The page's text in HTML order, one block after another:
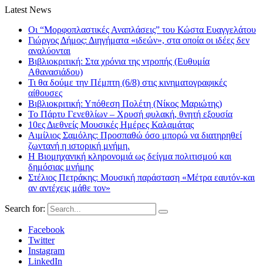
Latest News
Οι “Μορφοπλαστικές Αναπλάσεις” του Κώστα Ευαγγελάτου
Γιώργος Δήμος: Διηγήματα «ιδεών», στα οποία οι ιδέες δεν
αναλύονται
Βιβλιοκριτική: Στα χρόνια της ντροπής (Ευθυμία
Αθανασιάδου)
Τι θα δούμε την Πέμπτη (6/8) στις κινηματογραφικές
αίθουσες
Βιβλιοκριτική: Υπόθεση Πολέτη (Νίκος Μαριώτης)
Το Πάρτυ Γενεθλίων – Χρυσή φυλακή, θνητή εξουσία
10ες Διεθνείς Μουσικές Ημέρες Καλαμάτας
Αιμίλιος Σαμόλης: Προσπαθώ όσο μπορώ να διατηρηθεί
ζωντανή η ιστορική μνήμη.
Η Βιομηχανική κληρονομιά ως δείγμα πολιτισμού και
δημόσιας μνήμης
Στέλιος Πετράκης: Μουσική παράσταση «Μέτρα εαυτόν-και
αν αντέχεις μάθε τον»
Search for:
Facebook
Twitter
Instagram
LinkedIn